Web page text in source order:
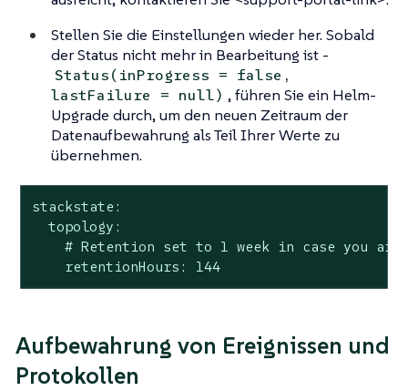
Stellen Sie die Einstellungen wieder her. Sobald
der Status nicht mehr in Bearbeitung ist -
Status(inProgress = false,
lastFailure = null) , führen Sie ein Helm-
Upgrade durch, um den neuen Zeitraum der
Datenaufbewahrung als Teil Ihrer Werte zu
übernehmen.
stackstate:
  topology:
# Retention set to 1 week in case you
    retentionHours: 144
Aufbewahrung von Ereignissen und
Protokollen